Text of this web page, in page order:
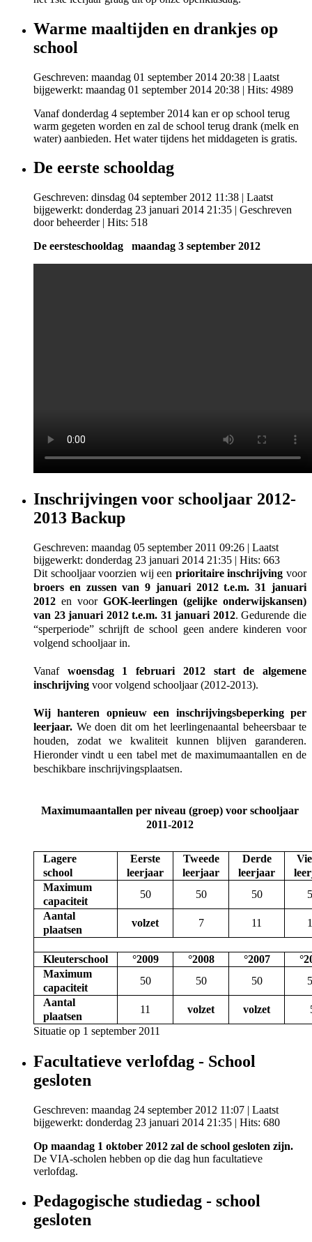
Warme maaltijden en drankjes op
school
Geschreven: maandag 01 september 2014 20:38 | Laatst
bijgewerkt: maandag 01 september 2014 20:38 | Hits: 4989
Vanaf donderdag 4 september 2014 kan er op school terug
warm gegeten worden en zal de school terug drank (melk en
water) aanbieden. Het water tijdens het middageten is gratis.
De eerste schooldag
Geschreven: dinsdag 04 september 2012 11:38 | Laatst
bijgewerkt: donderdag 23 januari 2014 21:35 | Geschreven
door beheerder| Hits: 518
De eersteschooldag
maandag 3 september 2012
Inschrijvingen voor schooljaar 2012-
2013 Backup
Geschreven: maandag 05 september 2011 09:26 | Laatst
bijgewerkt: donderdag 23 januari 2014 21:35 | Hits: 663
Dit schooljaar voorzien wij een prioritaire inschrijving voor
broers en zussen van 9 januari 2012 t.e.m. 31 januari
2012 en voor GOK-leerlingen (gelijke onderwijskansen)
van 23 januari 2012 t.e.m. 31 januari 2012. Gedurende die
“sperperiode” schrijft de school geen andere kinderen voor
volgend schooljaar in.
Vanaf woensdag 1 februari 2012 start de algemene
inschrijving voor volgend schooljaar (2012-2013).
Wij hanteren opnieuw een inschrijvingsbeperking per
leerjaar. We doen dit om het leerlingenaantal beheersbaar te
houden, zodat we kwaliteit kunnen blijven garanderen.
Hieronder vindt u een tabel met de maximumaantallen en de
beschikbare inschrijvingsplaatsen.
Maximumaantallen per niveau (groep) voor schooljaar
2011-2012
Lagere
school
Eerste
leerjaar
Tweede
leerjaar
Derde
leerjaar
Maximum
capaciteit
50 50 50
Aantal
plaatsen
volzet 7 11
Kleuterschool °2009 °2008 °2007
Maximum
capaciteit
50 50 50
Aantal
plaatsen
11 volzet volzet
Situatie op 1 september 2011
Facultatieve verlofdag - School
gesloten
Geschreven: maandag 24 september 2012 11:07 | Laatst
bijgewerkt: donderdag 23 januari 2014 21:35 | Hits: 680
Op maandag 1 oktober 2012 zal de school gesloten zijn.
De VIA-scholen hebben op die dag hun facultatieve
verlofdag.
Pedagogische studiedag - school
gesloten